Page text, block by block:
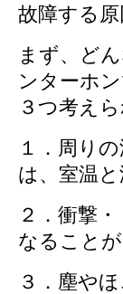
故障する
まず、ど
ンターホ
３つ考えら
１．周り
は、室温
２．衝撃
なること
３．塵や